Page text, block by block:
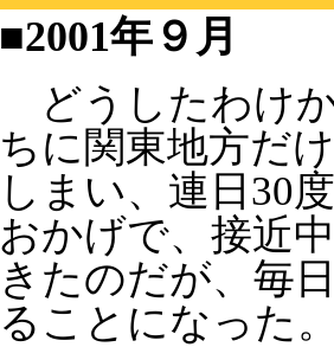
■2001年９月
どうしたわけ
ちに関東地方だ
しまい、連日30
おかげで、接近
きたのだが、毎
ることになった